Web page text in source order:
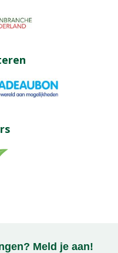
Meld je aan!